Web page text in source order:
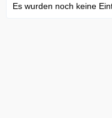
Es wurden noch keine